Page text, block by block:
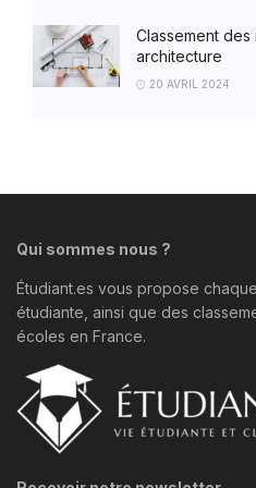
Classement
architecture
20 AVRIL 2024
Qui sommes nous ?
Étudiant.es vous propose
étudiante, ainsi que des
écoles en France.